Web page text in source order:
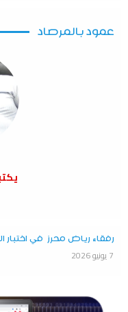
عمود بالمرصاد
رفقاء رياض محرز في اختبار
7 يونيو 2026